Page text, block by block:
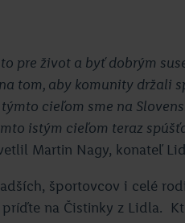
pre život a byť dobrým
tom, aby komunity držali
cieľom sme na
istým cieľom teraz
Martin Nagy, konateľ
športovcov i celé
na Čistinky z Lidla.